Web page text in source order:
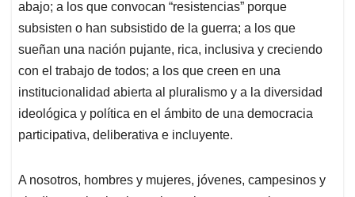
abajo; a los que convocan “resistencias” porque
subsisten o han subsistido de la guerra; a los que
sueñan una nación pujante, rica, inclusiva y creciendo
con el trabajo de todos; a los que creen en una
institucionalidad abierta al pluralismo y a la diversidad
ideológica y política en el ámbito de una democracia
participativa, deliberativa e incluyente.
A nosotros, hombres y mujeres, jóvenes, campesinos y